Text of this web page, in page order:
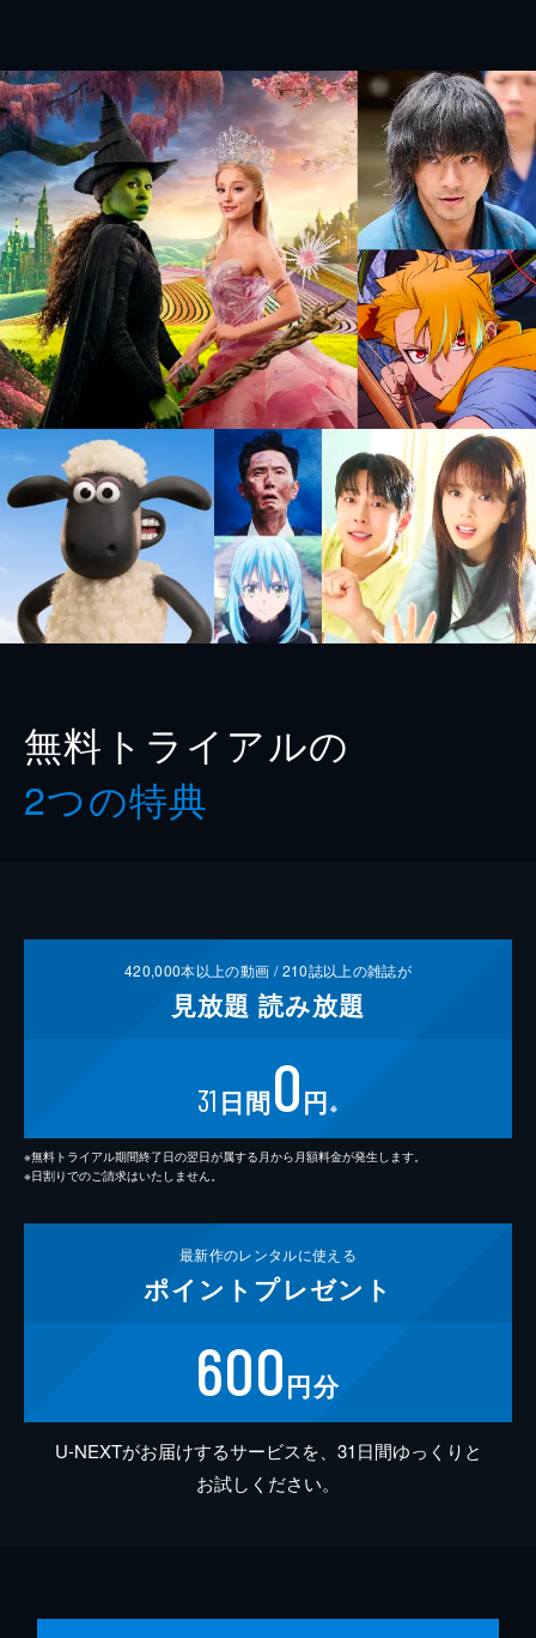
無料トライアルの
2つの特典
420,000本以上の動画 /210誌以上の雑誌が
見放題 読み放題
31 日間0円 ※
※無料トライアル期間終了日の翌日が属する月から月額料金が発生します。
※日割りでのご請求はいたしません。
最新作のレンタルに使える
ポイント プレゼント
600円分
U-NEXTがお届けするサービスを、31日間ゆっくりと
お試しください。